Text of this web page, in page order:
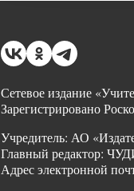
Сетевое издание
Зарегистрировано
Учредитель: АО
Главный редактор:
Адрес электронной